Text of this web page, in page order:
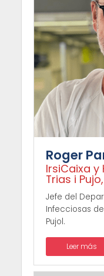
Roger
IrsiCaixa
Trias i
Jefe del
Infecciosas
Pujol.
Leer más